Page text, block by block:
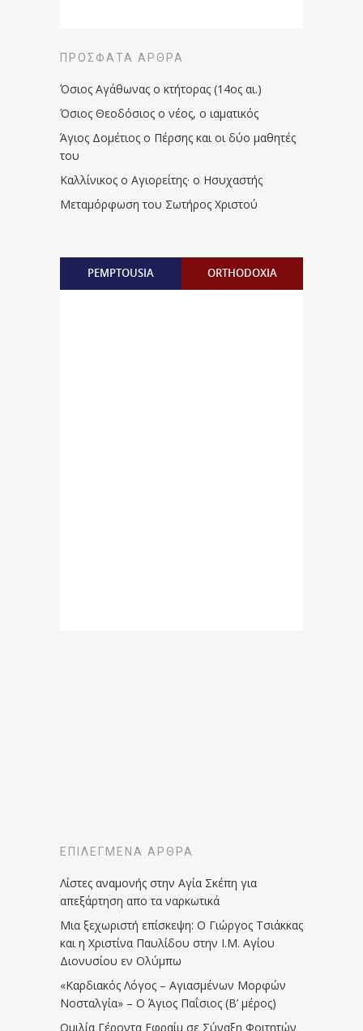
ΠΡΌΣΦΑΤΑ ΆΡΘΡΑ
Όσιος Αγάθωνας ο κτήτορας (14ος αι.)
Όσιος Θεοδόσιος ο νέος, ο ιαματικός
Άγιος Δομέτιος ο Πέρσης και οι δύο μαθητές
του
Καλλίνικος ο Αγιορείτης · ο Ησυχαστής
Μεταμόρφωση του Σωτήρος Χριστού
PEMPTOUSIA ORTHODOXIA
ΕΠΙΛΕΓΜΈΝΑ ΆΡΘΡΑ
Λίστες αναμονής στην Αγία Σκέπη για
απεξάρτηση απο τα ναρκωτικά
Μια ξεχωριστή επίσκεψη: Ο Γιώργος Τσιάκκας
και η Χριστίνα Παυλίδου στην Ι.Μ. Αγίου
Διονυσίου εν Ολύμπω
«Καρδιακός Λόγος – Αγιασμένων Μορφών
Νοσταλγία» – Ο Άγιος Παΐσιος (Β’ μέρος)
Ομιλία Γέροντα Εφραίμ σε Σύναξη Φοιτητών